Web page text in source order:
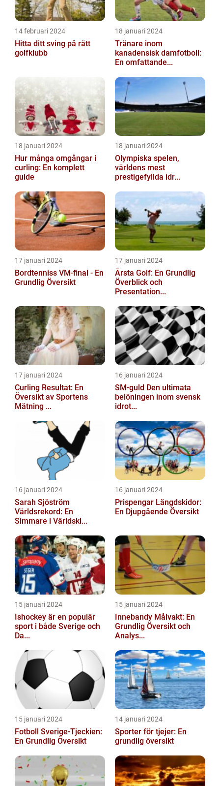
14 februari 2024
Hitta ditt sving på rätt
golfklubb
18 januari 2024
Tränare inom
kanadensisk damfotboll:
En omfattande...
18 januari 2024
Hur många omgångar i
curling: En komplett
guide
18 januari 2024
Olympiska spelen,
världens mest
prestigefyllda idr...
17 januari 2024
Bordtenniss VM-final - En
Grundlig Översikt
17 januari 2024
Årsta Golf: En Grundlig
Överblick och
Presentation...
17 januari 2024
Curling Resultat: En
Översikt av Sportens
Mätning ...
16 januari 2024
SM-guld Den ultimata
belöningen inom svensk
idrot...
16 januari 2024
Sarah Sjöström
Världsrekord: En
Simmare i Världskl...
16 januari 2024
Prispengar Längdskidor:
En Djupgående Översikt
15 januari 2024
Ishockey är en populär
sport i både Sverige och
Da...
15 januari 2024
Innebandy Målvakt: En
Grundlig Översikt och
Analys...
15 januari 2024
Fotboll Sverige-Tjeckien:
En Grundlig Översikt
14 januari 2024
Sporter för tjejer: En
grundlig översikt